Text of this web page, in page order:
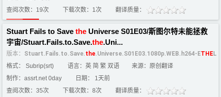
查阅次数：19次
下载次数：1次 翻译质量：
Stuart Fails to Save the Universe S01E03/斯图尔特未能拯救
宇宙/Stuart.Fails.to.Save.the.Uni...
版本： Stuart.Fails.to.Save.the.Universe.S01E03.1080p.WEB.h264-ETHEL
格式： Subrip(srt)
语言：英 简 繁 双语
来源：原创翻译
制作：assrt.net 0day
日期： 1天前
查阅次数：35次
下载次数：8次 翻译质量：